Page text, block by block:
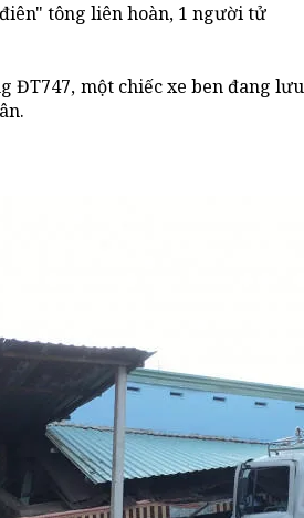
tông liên hoàn, 1 người tử
ĐT747, một chiếc xe ben đang